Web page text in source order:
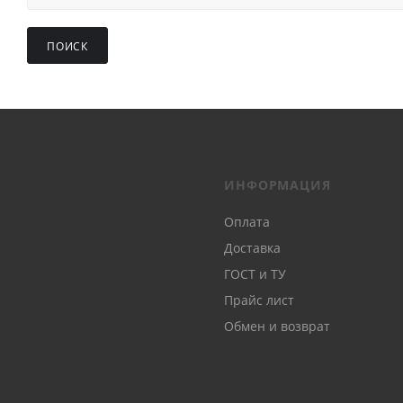
ПОИСК
ИНФОРМАЦИЯ
Оплата
Доставка
ГОСТ и ТУ
Прайс лист
Обмен и возврат